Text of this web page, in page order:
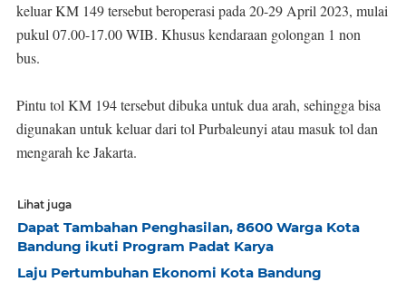
keluar KM 149 tersebut beroperasi pada 20-29 April 2023, mulai
pukul 07.00-17.00 WIB. Khusus kendaraan golongan 1 non
bus.
Pintu tol KM 194 tersebut dibuka untuk dua arah, sehingga bisa
digunakan untuk keluar dari tol Purbaleunyi atau masuk tol dan
mengarah ke Jakarta.
Lihat juga
Dapat Tambahan Penghasilan, 8600 Warga Kota
Bandung ikuti Program Padat Karya
Laju Pertumbuhan Ekonomi Kota Bandung